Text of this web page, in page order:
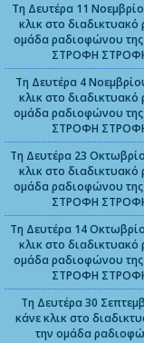
Τη Δευτέρα 11
κλικ στο διαδικτυακό
ομάδα ραδιοφώνου της
ΣΤΡΟΦΗ
Τη Δευτέρα 4
κλικ στο διαδικτυακό
ομάδα ραδιοφώνου της
ΣΤΡΟΦΗ
Τη Δευτέρα 23
κλικ στο διαδικτυακό
ομάδα ραδιοφώνου της
ΣΤΡΟΦΗ
Τη Δευτέρα 14
κλικ στο διαδικτυακό
ομάδα ραδιοφώνου της
ΣΤΡΟΦΗ
Τη Δευτέρα 30
κάνε κλικ στο
την ομάδα